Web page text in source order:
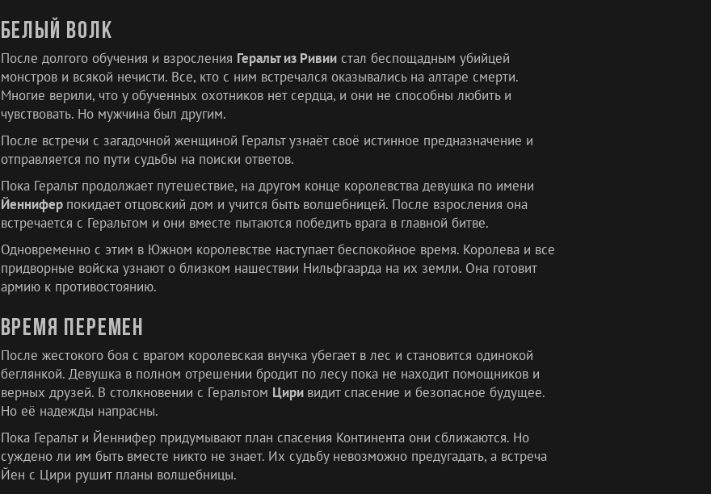
Белый волк
После долгого обучения и взросления Геральт из Ривиистал беспощадным убийцей
монстров и всякой нечисти. Все, кто с ним встречался оказывались на алтаре смерти.
Многие верили, что у обученных охотников нет сердца, и они не способны любить и
чувствовать. Но мужчина был другим.
После встречи с загадочной женщиной Геральт узнаёт своё истинное предназначение и
отправляется по пути судьбы на поиски ответов.
Пока Геральт продолжает путешествие, на другом конце королевства девушка по имени
Йеннифер покидает отцовский дом и учится быть волшебницей. После взросления она
встречается с Геральтом и они вместе пытаются победить врага в главной битве.
Одновременно с этим в Южном королевстве наступает беспокойное время. Королева и все
придворные войска узнают о близком нашествии Нильфгаарда на их земли. Она готовит
армию к противостоянию.
Время перемен
После жестокого боя с врагом королевская внучка убегает в лес и становится одинокой
беглянкой. Девушка в полном отрешении бродит по лесу пока не находит помощников и
верных друзей. В столкновении с Геральтом Цири видит спасение и безопасное будущее.
Но её надежды напрасны.
Пока Геральт и Йеннифер придумывают план спасения Континента они сближаются. Но
суждено ли им быть вместе никто не знает. Их судьбу невозможно предугадать, а встреча
Йен с Цири рушит планы волшебницы.